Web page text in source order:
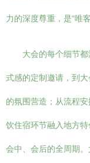
力的深度尊重，是“唯
大会的每个细节
式感的定制邀请，到
的氛围营造；从流程
饮住宿环节融入地方
会中、会后的全周期